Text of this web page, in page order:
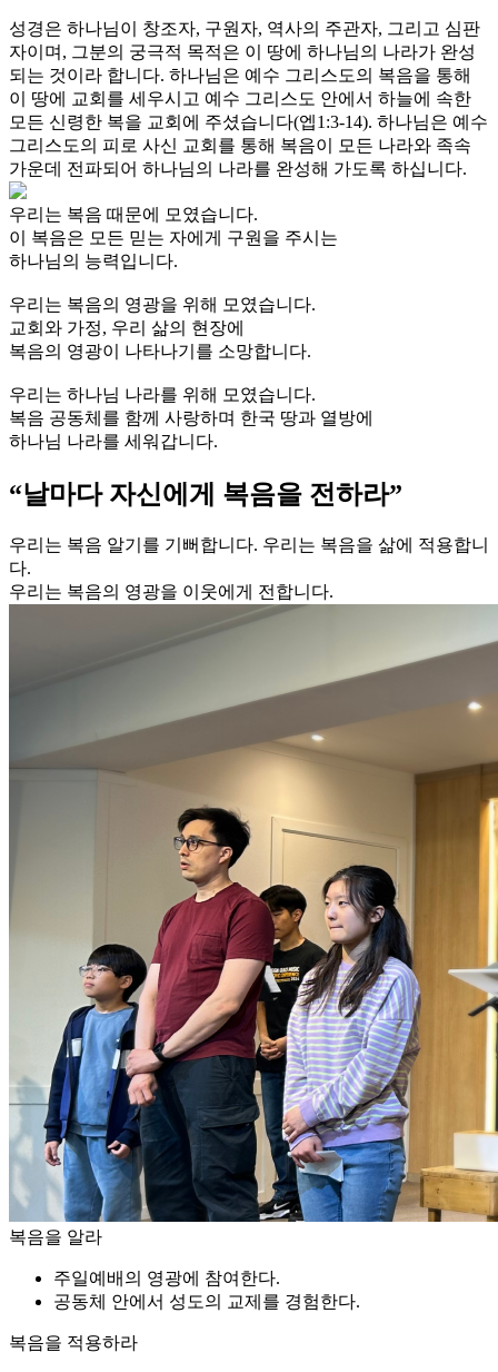
성경은 하나님이 창조자, 구원자, 역사의 주관자, 그리고 심판
자이며, 그분의 궁극적 목적은 이 땅에 하나님의 나라가 완성
되는 것이라 합니다. 하나님은 예수 그리스도의 복음을 통해
이 땅에 교회를 세우시고 예수 그리스도 안에서 하늘에 속한
모든 신령한 복을 교회에 주셨습니다(엡1:3-14). 하나님은 예수
그리스도의 피로 사신 교회를 통해 복음이 모든 나라와 족속
가운데 전파되어 하나님의 나라를 완성해 가도록 하십니다.
우리는 복음 때문에 모였습니다.
이 복음은 모든 믿는 자에게 구원을 주시는
하나님의 능력입니다.
우리는 복음의 영광을 위해 모였습니다.
교회와 가정, 우리 삶의 현장에
복음의 영광이 나타나기를 소망합니다.
우리는 하나님 나라를 위해 모였습니다.
복음 공동체를 함께 사랑하며 한국 땅과 열방에
하나님 나라를 세워갑니다.
“날마다 자신에게 복음을 전하라”
우리는 복음 알기를 기뻐합니다. 우리는 복음을 삶에 적용합니
다.
우리는 복음의 영광을 이웃에게 전합니다.
복음을 알라
주일예배의 영광에 참여한다.
공동체 안에서 성도의 교제를 경험한다.
복음을 적용하라